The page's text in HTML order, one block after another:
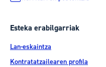
Esteka erabilgarriak
Lan-eskaintza
Kontratatzailearen profila